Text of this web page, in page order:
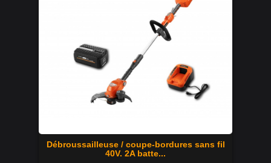
Débroussailleuse / coupe-bordures sans fil
40V. 2A batte...